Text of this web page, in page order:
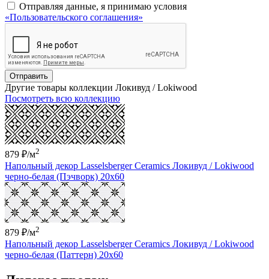
Отправляя данные, я принимаю условия
«Пользовательского соглашения»
Отправить
Другие товары коллекции Локивуд / Lokiwood
Посмотреть всю коллекцию
879 ₽/м2
Напольный декор Lasselsberger Ceramics Локивуд / Lokiwood
черно-белая (Пэчворк) 20x60
879 ₽/м2
Напольный декор Lasselsberger Ceramics Локивуд / Lokiwood
черно-белая (Паттерн) 20x60